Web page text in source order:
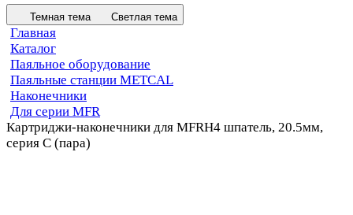
Темная тема Светлая тема
Главная
Каталог
Паяльное оборудование
Паяльные станции METCAL
Наконечники
Для серии MFR
Картриджи-наконечники для MFRH4 шпатель, 20.5мм,
серия C (пара)